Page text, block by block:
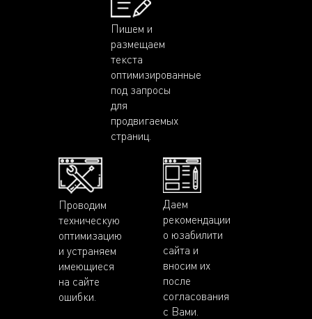
Пишем и
размещаем
текста
оптимизированные
под запросы
для
продвигаемых
страниц.
Проводим
техническую
оптимизацию
и устраняем
имеющиеся
на сайте
ошибки.
Даем
рекомендации
о юзабилити
сайта и
вносим их
после
согласования
с Вами.